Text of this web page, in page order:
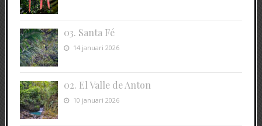
03. Santa Fé
14 januari 2026
02. El Valle de Anton
10 januari 2026